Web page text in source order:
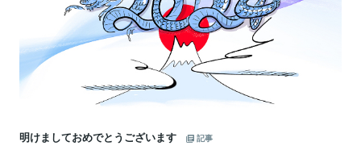
明けましておめでとうございます
記事